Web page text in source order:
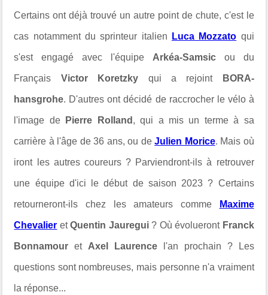
Certains ont déjà trouvé un autre point de chute, c'est le
cas notamment du sprinteur italien Luca Mozzato qui
s'est engagé avec l'équipe Arkéa-Samsicou du
Français Victor Koretzky qui a rejoint BORA-
hansgrohe. D'autres ont décidé de raccrocher le vélo à
l'image de Pierre Rolland , qui a mis un terme à sa
carrière à l'âge de 36 ans, ou deJulien Morice. Mais où
iront les autres coureurs ? Parviendront-ils à retrouver
une équipe d'ici le début de saison 2023 ? Certains
retourneront-ils chez les amateurs comme Maxime
Chevalier etQuentin Jauregui? Où évolueront Franck
Bonnamouret Axel Laurence l'an prochain ? Les
questions sont nombreuses, mais personne n'a vraiment
la réponse...